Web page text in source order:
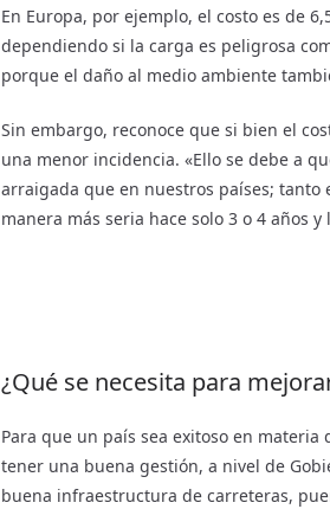
En Europa, por ejemplo, el costo es de
dependiendo si la carga es peligrosa
porque el daño al medio ambiente
Sin embargo, reconoce que si bien el
una menor incidencia. «Ello se debe a
arraigada que en nuestros países; tanto
manera más seria hace solo 3 o 4 años y
¿Qué se necesita para
Para que un país sea exitoso en
tener una buena gestión, a nivel de
buena infraestructura de carreteras,